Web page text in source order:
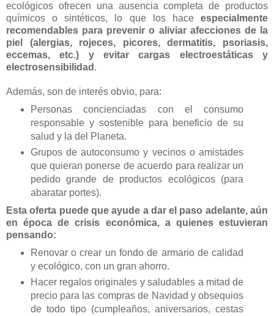
ecológicos ofrecen una ausencia completa de productos
químicos o sintéticos, lo que los hace especialmente
recomendables para prevenir o aliviar afecciones de la
piel (alergias, rojeces, picores, dermatitis, psoriasis,
eccemas, etc.) y evitar cargas electroestáticas y
electrosensibilidad .
Además, son de interés obvio, para:
Personas concienciadas con el consumo
responsable y sostenible para beneficio de su
salud y la del Planeta.
Grupos de autoconsumo y vecinos o amistades
que quieran ponerse de acuerdo para realizar un
pedido grande de productos ecológicos (para
abaratar portes).
Esta oferta puede que ayude a dar el paso adelante, aún
en época de crisis económica, a quienes estuvieran
pensando:
Renovar o crear un fondo de armario de calidad
y ecológico, con un gran ahorro.
Hacer regalos originales y saludables a mitad de
precio para las compras de Navidad y obsequios
de todo tipo (cumpleaños, aniversarios, cestas